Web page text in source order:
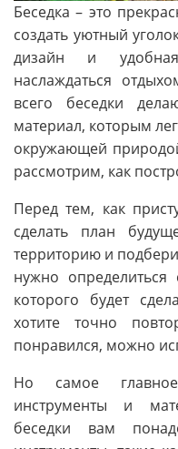
Беседка – это
создать уютный
дизайн и
наслаждаться
всего беседки
материал, которым
окружающей
рассмотрим, как
Перед тем, как
сделать план
территорию и
нужно
которого будет
хотите точно
понравился, можно
Но самое
инструменты и
беседки вам